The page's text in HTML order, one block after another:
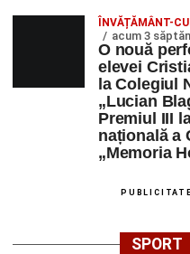
ÎNVĂȚĂMÂNT-
acum 3
O nouă
elevei
la Colegiul
„Lucian
Premiul III
națională a
„Memoria
PUBLICITATE
SPORT